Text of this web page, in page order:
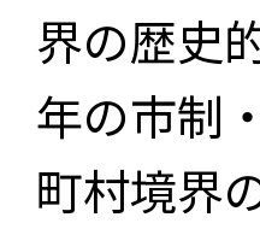
界の歴史
年の市制
町村境界